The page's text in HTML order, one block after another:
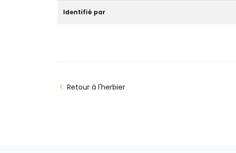
Identifié par
Retour à l'herbier